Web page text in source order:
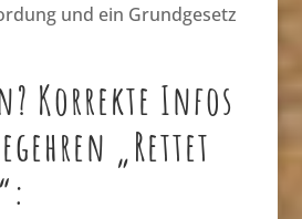
und ein Grundgesetz
Korrekte Infos
„Rettet